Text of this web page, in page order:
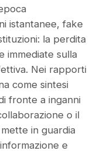
istantanee, fake
la perdita
immediate sulla
Nei rapporti
come sintesi
fronte a inganni
o il
in guardia
e